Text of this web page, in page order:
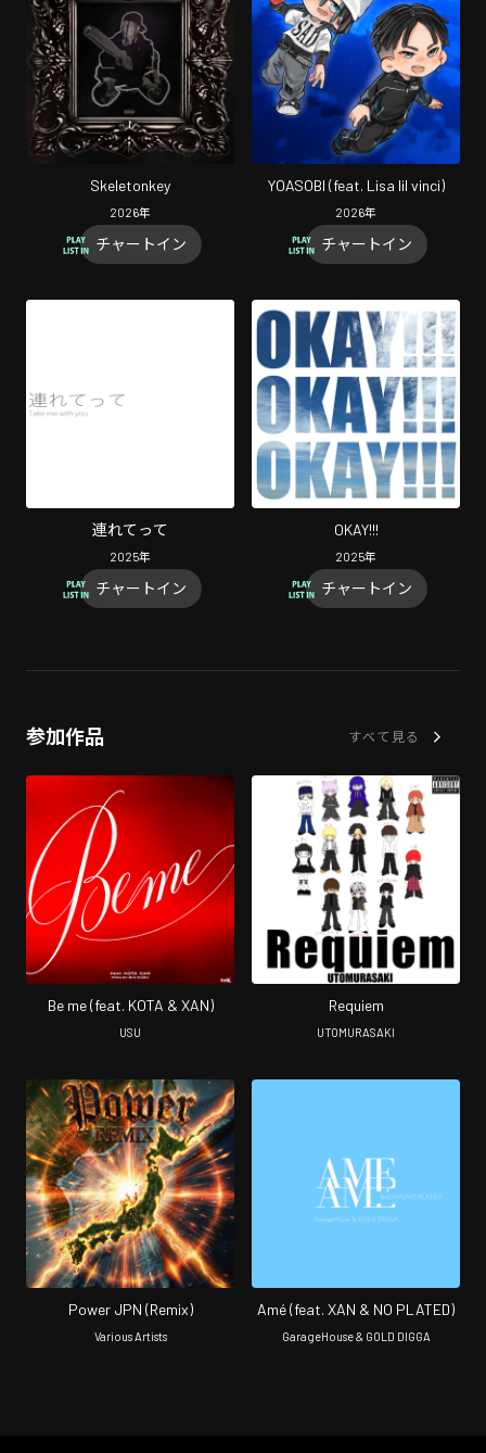
Skeletonkey
2026年
チャートイン
YOASOBI (feat. Lisa lil vinci)
2026年
チャートイン
連れてって
2025年
チャートイン
OKAY!!!
2025年
チャートイン
参加作品 すべて見る
Be me (feat. KOTA & XAN)
USU
Requiem
UTOMURASAKI
Power JPN (Remix)
Various Artists
Amé (feat. XAN & NO PLATED)
GarageHouse & GOLD DIGGA